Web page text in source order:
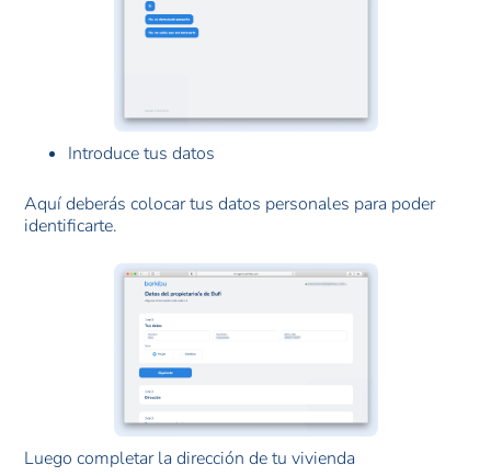
Introduce tus datos
Aquí deberás colocar tus datos personales para poder
identificarte.
Luego completar la dirección de tu vivienda